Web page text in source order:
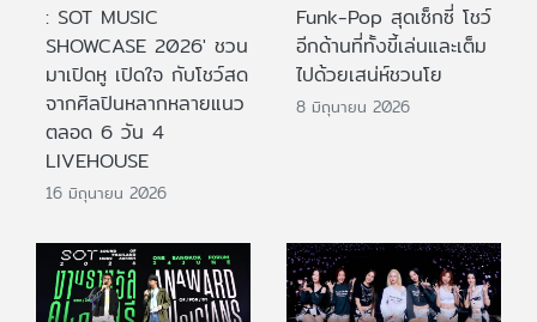
: SOT MUSIC
SHOWCASE 2026' ชวน
มาเปิดหู เปิดใจ กับโชว์สด
จากศิลปินหลากหลายแนว
ตลอด 6 วัน 4
LIVEHOUSE
16 มิถุนายน 2026
Funk-Pop สุดเซ็กซี่ โชว์
อีกด้านที่ทั้งขี้เล่นและเต็ม
ไปด้วยเสน่ห์ชวนโย
8 มิถุนายน 2026